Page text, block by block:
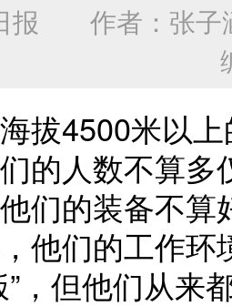
报 作者： 张
4500米以上
的人数不算
们的装备不
他们的工作
”，但他们从来